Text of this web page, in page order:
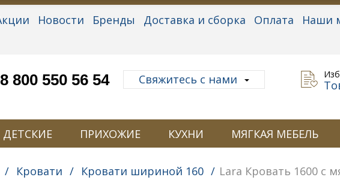
Новости Бренды Доставка и сборка Оплата
Наши
8 800 550 56 54 Свяжитесь с нами
ДЕТСКИЕ ПРИХОЖИЕ КУХНИ МЯГКАЯ МЕБЕЛЬ
/ Кровати / Кровати шириной 160 / Lara Кровать 1600 с